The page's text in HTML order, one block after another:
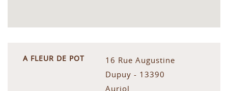
A FLEUR DE POT
16 Rue Augustine
Dupuy - 13390
Auriol